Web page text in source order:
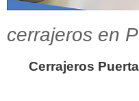
cerrajeros en
Cerrajeros